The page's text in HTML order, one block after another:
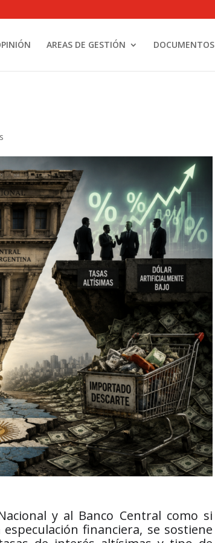
AREAS DE GESTIÓN DOCUMENTOS
y al Banco Central como si
financiera, se sostiene